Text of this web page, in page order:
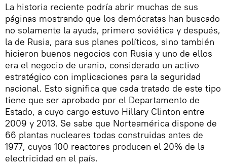
La historia reciente podría abrir muchas de sus
páginas mostrando que los demócratas han buscado
no solamente la ayuda, primero soviética y después,
la de Rusia, para sus planes políticos, sino también
hicieron buenos negocios con Rusia y uno de ellos
era el negocio de uranio, considerado un activo
estratégico con implicaciones para la seguridad
nacional. Esto significa que cada tratado de este tipo
tiene que ser aprobado por el Departamento de
Estado, a cuyo cargo estuvo Hillary Clinton entre
2009 y 2013. Se sabe que Norteamérica dispone de
66 plantas nucleares todas construidas antes de
1977, cuyos 100 reactores producen el 20% de la
electricidad en el país.